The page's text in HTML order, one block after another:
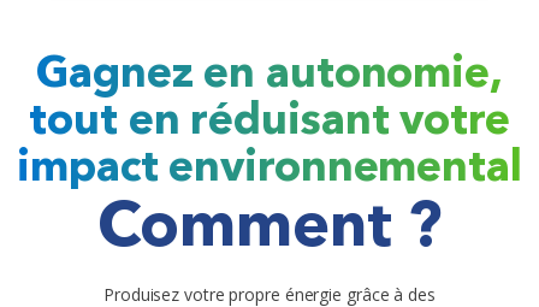
Gagnez en autonomie,
tout en réduisant votre
impact environnemental
Comment ?
Produisez votre propre énergie grâce à des